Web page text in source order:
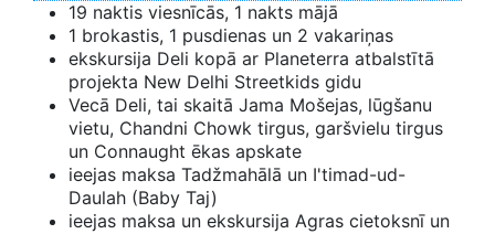
19 naktis viesnīcās, 1 nakts mājā
1 brokastis, 1 pusdienas un 2 vakariņas
ekskursija Deli kopā ar Planeterra atbalstītā
projekta New Delhi Streetkids gidu
Vecā Deli, tai skaitā Jama Mošejas, lūgšanu
vietu, Chandni Chowk tirgus, garšvielu tirgus
un Connaught ēkas apskate
ieejas maksa Tadžmahālā un I'timad-ud-
Daulah (Baby Taj)
ieejas maksa un ekskursija Agras cietoksnī un